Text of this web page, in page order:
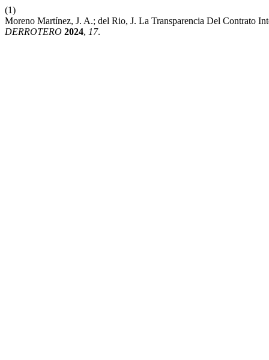
(1)
Moreno Martínez, J. A.; del Rio, J. La Transparencia Del Contrato
DERROTERO 2024, 17.